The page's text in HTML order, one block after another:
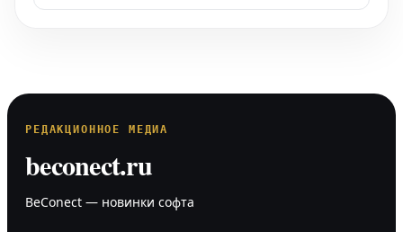
РЕДАКЦИОННОЕ МЕДИА
beconect.ru
BeConect — новинки софта